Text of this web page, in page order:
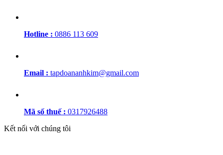
Hotline : 0886 113 609
Email : tapdoananhkim@gmail.com
Mã số thuế : 0317926488
Kết nối với chúng tôi